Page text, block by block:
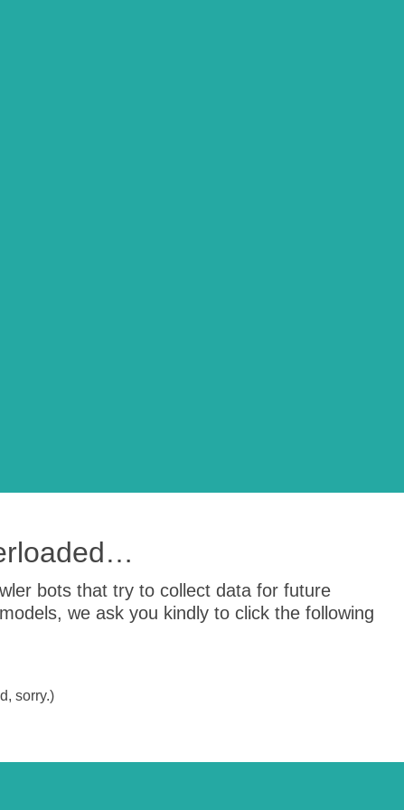
bots that try to collect data for future
we ask you kindly to click the following
sorry.)